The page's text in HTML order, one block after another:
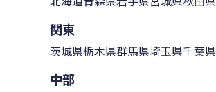
関東
茨城県栃木県群馬県埼玉県千葉県
中部